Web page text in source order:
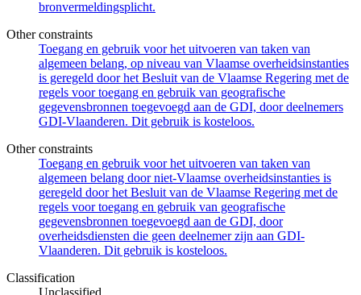
bronvermeldingsplicht.
Other constraints
Toegang en gebruik voor het uitvoeren van taken van
algemeen belang, op niveau van Vlaamse overheidsinstanties
is geregeld door het Besluit van de Vlaamse Regering met de
regels voor toegang en gebruik van geografische
gegevensbronnen toegevoegd aan de GDI, door deelnemers
GDI-Vlaanderen. Dit gebruik is kosteloos.
Other constraints
Toegang en gebruik voor het uitvoeren van taken van
algemeen belang door niet-Vlaamse overheidsinstanties is
geregeld door het Besluit van de Vlaamse Regering met de
regels voor toegang en gebruik van geografische
gegevensbronnen toegevoegd aan de GDI, door
overheidsdiensten die geen deelnemer zijn aan GDI-
Vlaanderen. Dit gebruik is kosteloos.
Classification